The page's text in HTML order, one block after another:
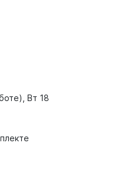
Вт 18